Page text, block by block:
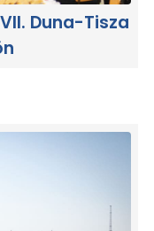
Duna-Tisza